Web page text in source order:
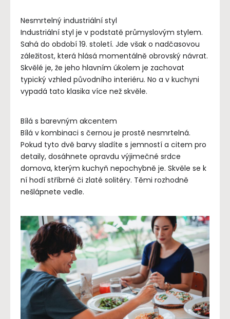
Nesmrtelný industriální styl
Industriální styl je v podstatě průmyslovým stylem.
Sahá do období 19. století. Jde však o nadčasovou
záležitost, která hlásá momentálně obrovský návrat.
Skvělé je, že jeho hlavním úkolem je zachovat
typický vzhled původního interiéru. No a v kuchyni
vypadá tato klasika více než skvěle.
Bílá s barevným akcentem
Bílá v kombinaci s černou je prostě nesmrtelná.
Pokud tyto dvě barvy sladíte s jemností a citem pro
detaily, dosáhnete opravdu výjimečné srdce
domova, kterým kuchyň nepochybně je. Skvěle se k
ní hodí stříbrné či zlaté solitéry. Těmi rozhodně
nešlápnete vedle.